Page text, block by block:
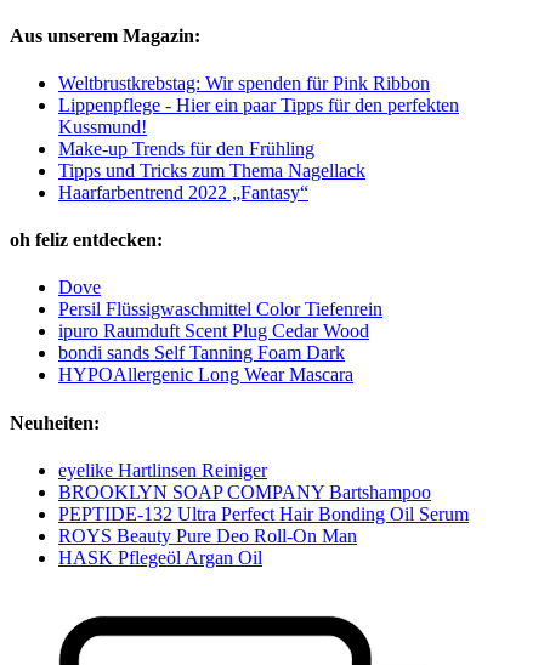
Aus unserem Magazin:
Weltbrustkrebstag: Wir spenden für Pink Ribbon
Lippenpflege - Hier ein paar Tipps für den perfekten
Kussmund!
Make-up Trends für den Frühling
Tipps und Tricks zum Thema Nagellack
Haarfarbentrend 2022 „Fantasy“
oh feliz entdecken:
Dove
Persil Flüssigwaschmittel Color Tiefenrein
ipuro Raumduft Scent Plug Cedar Wood
bondi sands Self Tanning Foam Dark
HYPOAllergenic Long Wear Mascara
Neuheiten:
eyelike Hartlinsen Reiniger
BROOKLYN SOAP COMPANY Bartshampoo
PEPTIDE-132 Ultra Perfect Hair Bonding Oil Serum
ROYS Beauty Pure Deo Roll-On Man
HASK Pflegeöl Argan Oil